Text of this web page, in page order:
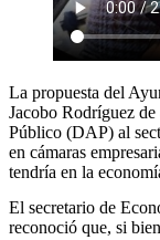
La propuesta del
Jacobo Rodríguez
Público (DAP) al
en cámaras
tendría en la
El secretario de
reconoció que, si